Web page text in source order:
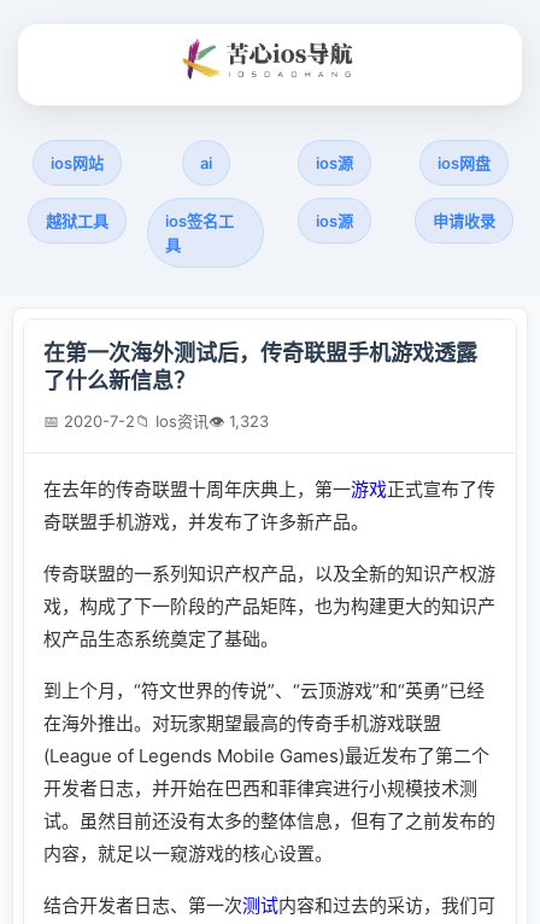
ios网站 ai ios源 ios网盘
越狱工具
ios签名工
具
ios源 申请收录
在第一次海外测试后，传奇联盟手机游戏透露
了什么新信息？
📅 2020-7-2📁 Ios资讯👁 1,323
在去年的传奇联盟十周年庆典上，第一游戏正式宣布了传
奇联盟手机游戏，并发布了许多新产品。
传奇联盟的一系列知识产权产品，以及全新的知识产权游
戏，构成了下一阶段的产品矩阵，也为构建更大的知识产
权产品生态系统奠定了基础。
到上个月，“符文世界的传说”、“云顶游戏”和“英勇”已经
在海外推出。对玩家期望最高的传奇手机游戏联盟
(League of Legends Mobile Games)最近发布了第二个
开发者日志，并开始在巴西和菲律宾进行小规模技术测
试。虽然目前还没有太多的整体信息，但有了之前发布的
内容，就足以一窥游戏的核心设置。
结合开发者日志、第一次测试内容和过去的采访，我们可